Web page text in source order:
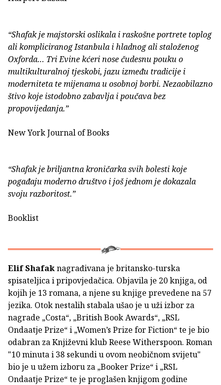
“Shafak je majstorski oslikala i raskošne portrete toplog
ali kompliciranog Istanbula i hladnog ali staloženog
Oxforda… Tri Evine kćeri nose čudesnu pouku o
multikulturalnoj tjeskobi, jazu između tradicije i
moderniteta te mijenama u osobnoj borbi. Nezaobilazno
štivo koje istodobno zabavlja i poučava bez
propovijedanja.”
New York Journal of Books
“Shafak je briljantna kroničarka svih bolesti koje
pogađaju moderno društvo i još jednom je dokazala
svoju razboritost.”
Booklist
Elif Shafaknagrađivana je britansko-turska
spisateljica i pripovjedačica. Objavila je 20 knjiga, od
kojih je 13 romana, a njene su knjige prevedene na 57
jezika. Otok nestalih stabala ušao je u uži izbor za
nagrade „Costa“, „British Book Awards“, „RSL
Ondaatje Prize“ i „Women’s Prize for Fiction“ te je bio
odabran za Književni klub Reese Witherspoon. Roman
"10 minuta i 38 sekundi u ovom neobičnom svijetu"
bio je u užem izboru za „Booker Prize“ i „RSL
Ondaatje Prize“ te je proglašen knjigom godine